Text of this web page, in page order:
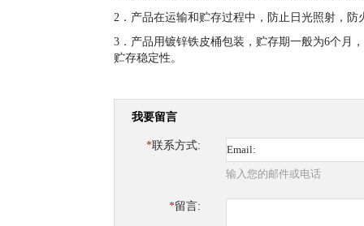
2．产品在运输和贮存过程中，防止日光照射，防
3．产品用镀锌铁皮桶包装，贮存期一般为6个月
贮存稳定性。
我要留言
*联系方式:
输入您的邮件或电话
*留言: